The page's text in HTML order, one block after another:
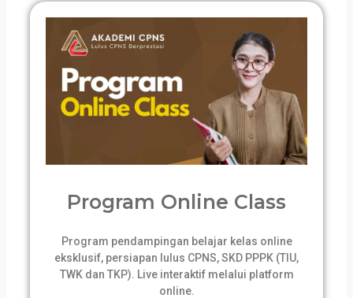
Program Online Class
Program pendampingan belajar kelas online
eksklusif, persiapan lulus CPNS, SKD PPPK (TIU,
TWK dan TKP). Live interaktif melalui platform
online.